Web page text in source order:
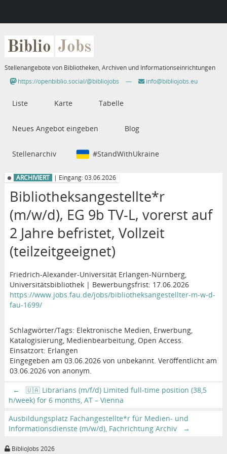
Biblio Jobs
Stellenangebote von Bibliotheken, Archiven und Informationseinrichtungen
https://openbiblio.social/@bibliojobs
— info@bibliojobs.eu
Liste Karte Tabelle
Neues Angebot eingeben Blog
Stellenarchiv #StandWithUkraine
ARCHIVIERT | Eingang: 03.06.2026
Bibliotheksangestellte*r
(m/w/d), EG 9b TV-L, vorerst auf
2 Jahre befristet, Vollzeit
(teilzeitgeeignet)
Friedrich-Alexander-Universität Erlangen-Nürnberg,
Universitätsbibliothek | Bewerbungsfrist: 17.06.2026
https://www.jobs.fau.de/jobs/bibliotheksangestellter-m-w-d-
fau-1699/
Schlagwörter/Tags: Elektronische Medien, Erwerbung,
Katalogisierung, Medienbearbeitung, Open Access.
Einsatzort: Erlangen
Eingegeben am 03.06.2026 von unbekannt. Veröffentlicht am
03.06.2026 von anonym.
←
🇺🇦 Librarians (m/f/d) Limited full-time position (38,5
h/week) for 6 months, AT – Vienna
Ausbildungsplatz Fachangestellte*r für Medien- und
Informationsdienste (m/w/d), Fachrichtung Archiv
→
BiblioJobs 2026